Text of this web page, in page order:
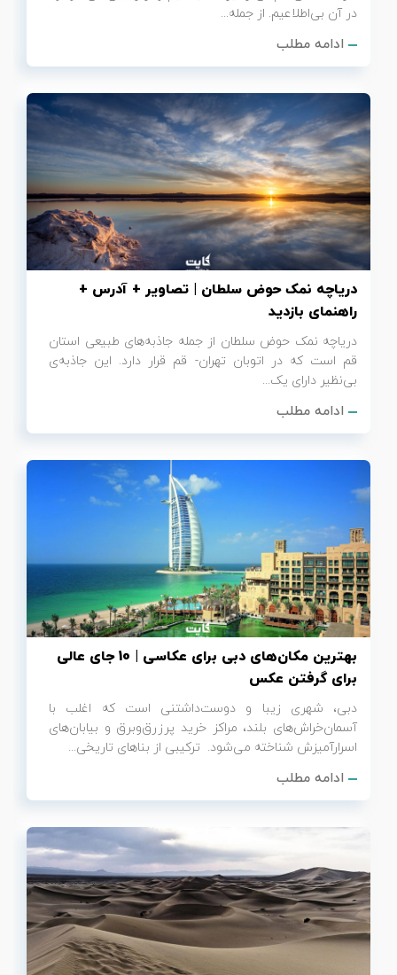
در آن بی‌اطلاعیم. از جمله...
ادامه مطلب
دریاچه نمک حوض سلطان | تصاویر + آدرس +
راهنمای بازدید
دریاچه نمک حوض سلطان از جمله جاذبه‌های طبیعی استان
قم است که در اتوبان تهران- قم قرار دارد. این جاذبه‌ی
بی‌نظیر دارای یک...
ادامه مطلب
بهترین مکان‌های دبی برای عکاسی | 10 جای عالی
برای گرفتن عکس
دبی، شهری زیبا و دوست‌داشتنی است که اغلب با
آسمان‌خراش‌های بلند، مراکز خرید پرزرق‌وبرق و بیابان‌های
اسرارآمیزش شناخته می‌شود. ترکیبی از بناهای تاریخی...
ادامه مطلب